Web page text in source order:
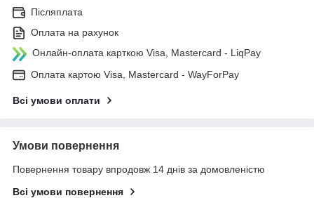
Післяплата
Оплата на рахунок
Онлайн-оплата карткою Visa, Mastercard - LiqPay
Оплата картою Visa, Mastercard - WayForPay
Всі умови оплати
Умови повернення
Повернення товару впродовж 14 днів за домовленістю
Всі умови повернення